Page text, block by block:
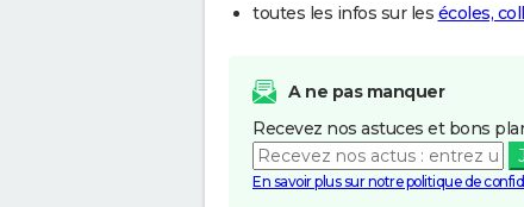
toutes les infos sur les écoles,
A ne pas manquer
Recevez nos astuces et bons
En savoir plus sur notre politique de